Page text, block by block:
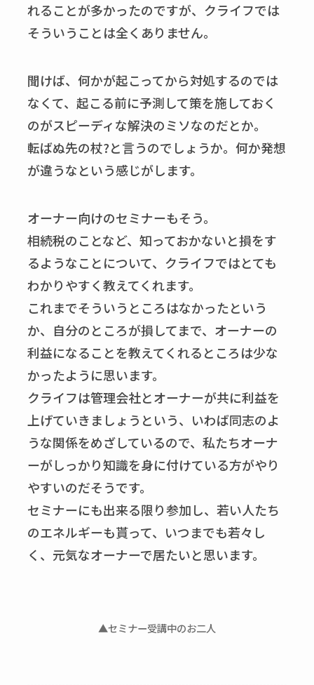
れることが多かったのですが、クライフでは
そういうことは全くありません。
聞けば、何かが起こってから対処するのでは
なくて、起こる前に予測して策を施しておく
のがスピーディな解決のミソなのだとか。
転ばぬ先の杖?と言うのでしょうか。何か発想
が違うなという感じがします。
オーナー向けのセミナーもそう。
相続税のことなど、知っておかないと損をす
るようなことについて、クライフではとても
わかりやすく教えてくれます。
これまでそういうところはなかったという
か、自分のところが損してまで、オーナーの
利益になることを教えてくれるところは少な
かったように思います。
クライフは管理会社とオーナーが共に利益を
上げていきましょうという、いわば同志のよ
うな関係をめざしているので、私たちオーナ
ーがしっかり知識を身に付けている方がやり
やすいのだそうです。
セミナーにも出来る限り参加し、若い人たち
のエネルギーも貰って、いつまでも若々し
く、元気なオーナーで居たいと思います。
▲セミナー受講中のお二人